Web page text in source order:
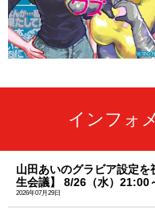
インフォ
山田あいのグラビア設定
生会議】 8/26（水）
2026年07月29日